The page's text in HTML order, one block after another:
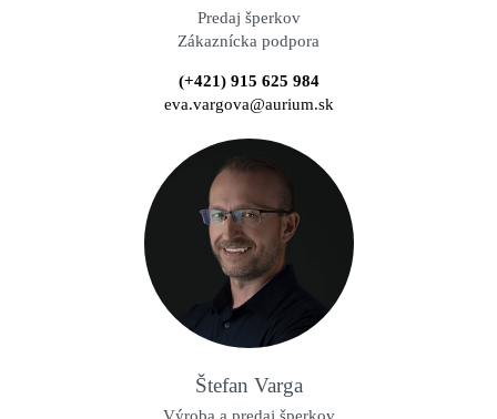
Predaj šperkov
Zákaznícka podpora
(+421) 915 625 984
eva.vargova@aurium.sk
Štefan Varga
Výroba a predaj šperkov